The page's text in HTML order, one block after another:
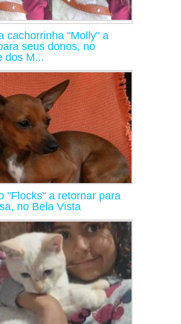
cachorrinha "Molly" a
seus donos, no
dos M...
"Flocks" a retornar para
no Bela Vista